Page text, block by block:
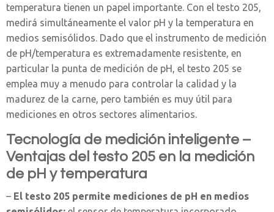
temperatura tienen un papel importante. Con el testo 205,
medirá simultáneamente el valor pH y la temperatura en
medios semisólidos. Dado que el instrumento de medición
de pH/temperatura es extremadamente resistente, en
particular la punta de medición de pH, el testo 205 se
emplea muy a menudo para controlar la calidad y la
madurez de la carne, pero también es muy útil para
mediciones en otros sectores alimentarios.
Tecnología de medición inteligente –
Ventajas del testo 205 en la medición
de pH y temperatura
– El testo 205 permite mediciones de pH en medios